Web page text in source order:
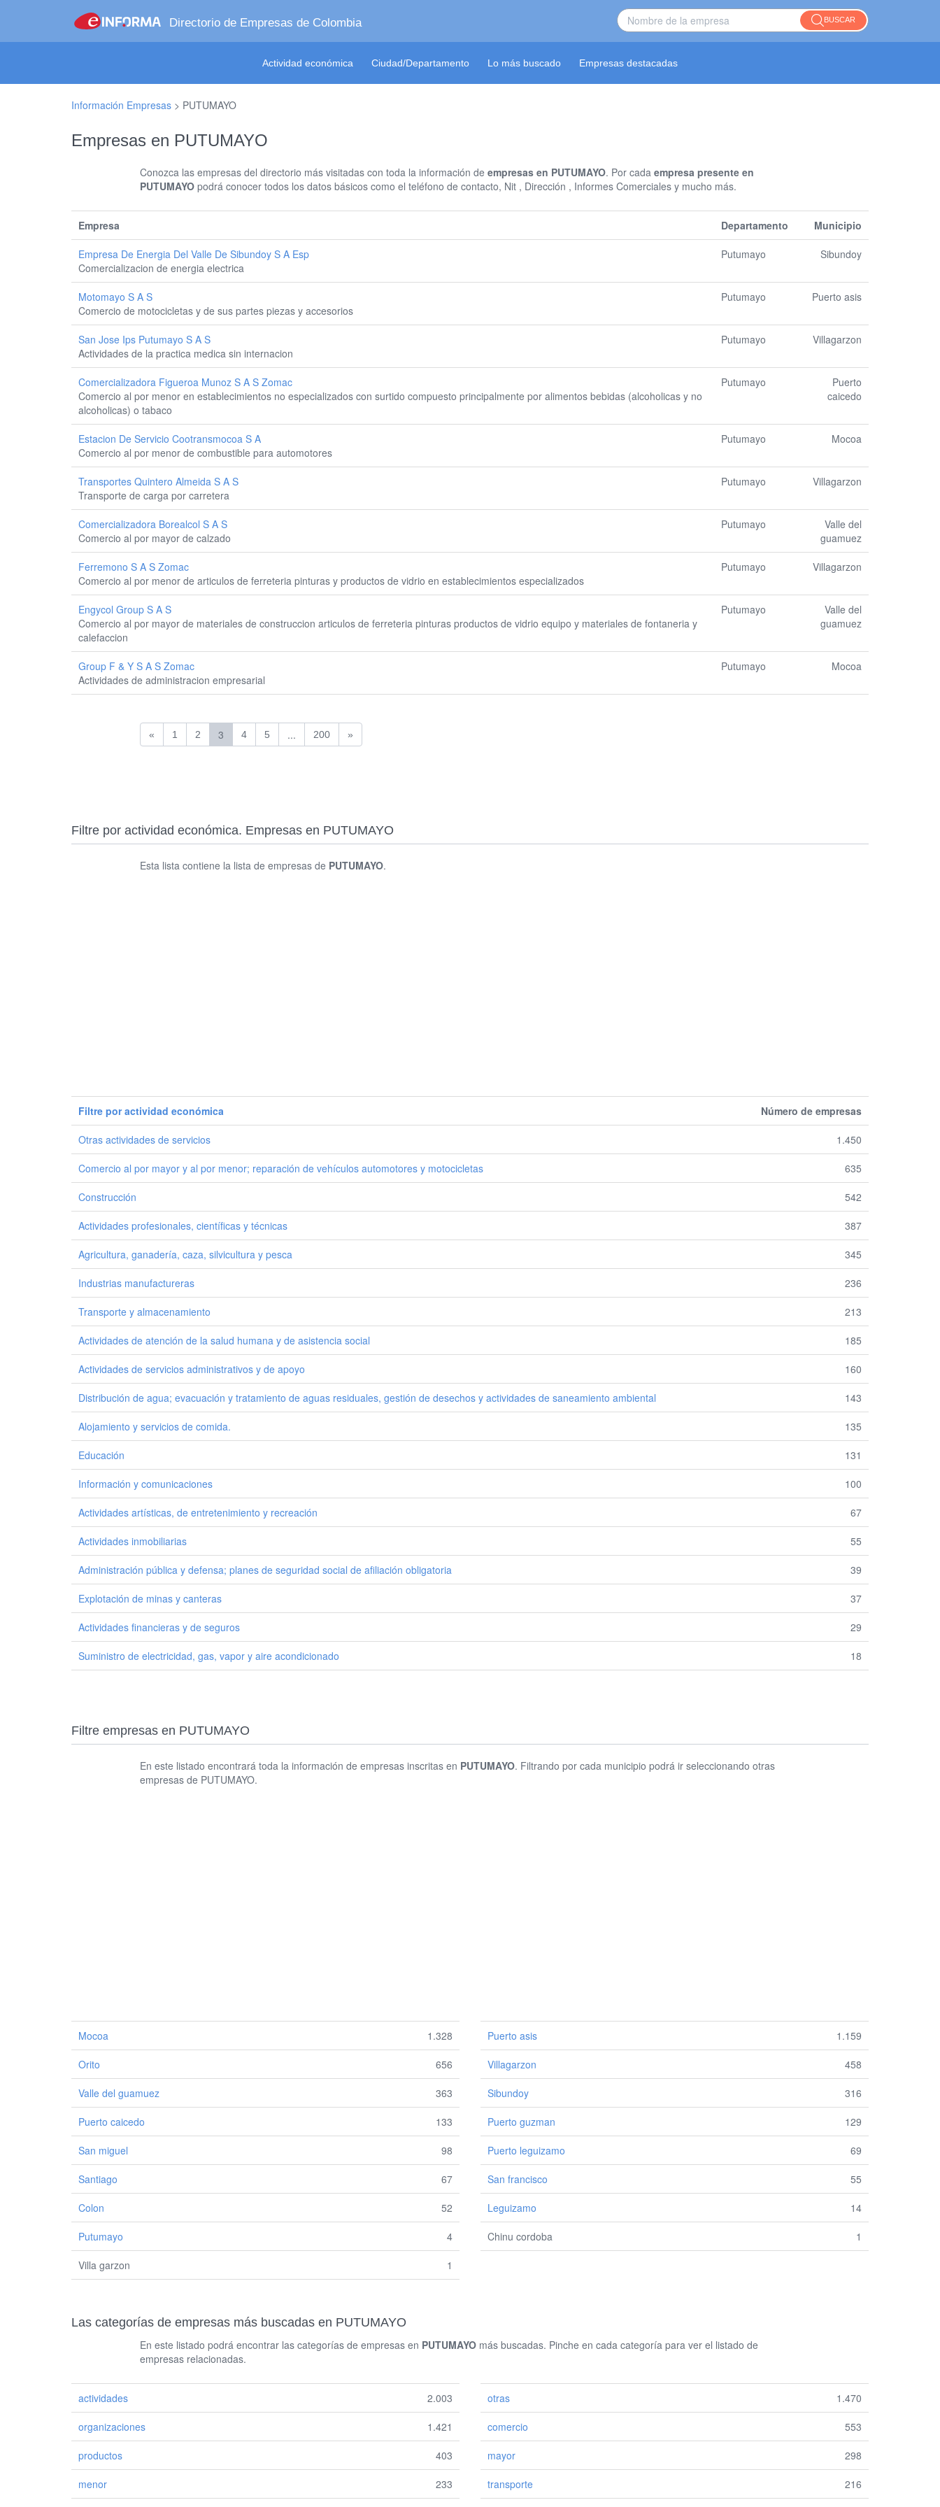
Directorio de Empresas de Colombia BUSCAR
Actividad económica Ciudad/Departamento Lo más buscado Empresas destacadas
Información Empresas > PUTUMAYO
Empresas en PUTUMAYO
Conozca las empresas del directorio más visitadas con toda la información de empresas en PUTUMAYO. Por cada empresa presente en
PUTUMAYOpodrá conocer todos los datos básicos como el teléfono de contacto, Nit , Dirección , Informes Comerciales y mucho más.
Empresa Departamento Municipio
Empresa De Energia Del Valle De Sibundoy S A Esp
Comercializacion de energia electrica
Putumayo Sibundoy
Motomayo S A S
Comercio de motocicletas y de sus partes piezas y accesorios
Putumayo Puerto asis
San Jose Ips Putumayo S A S
Actividades de la practica medica sin internacion
Putumayo Villagarzon
Comercializadora Figueroa Munoz S A S Zomac
Comercio al por menor en establecimientos no especializados con surtido compuesto principalmente por alimentos bebidas (alcoholicas y no
alcoholicas) o tabaco
Putumayo
Puerto
caicedo
Estacion De Servicio Cootransmocoa S A
Comercio al por menor de combustible para automotores
Putumayo Mocoa
Transportes Quintero Almeida S A S
Transporte de carga por carretera
Putumayo Villagarzon
Comercializadora Borealcol S A S
Comercio al por mayor de calzado
Putumayo
Valle del
guamuez
Ferremono S A S Zomac
Comercio al por menor de articulos de ferreteria pinturas y productos de vidrio en establecimientos especializados
Putumayo Villagarzon
Engycol Group S A S
Comercio al por mayor de materiales de construccion articulos de ferreteria pinturas productos de vidrio equipo y materiales de fontaneria y
calefaccion
Putumayo
Valle del
guamuez
Group F & Y S A S Zomac
Actividades de administracion empresarial
Putumayo Mocoa
« 1 2 3 4 5 ... 200 »
Filtre por actividad económica. Empresas en PUTUMAYO
Esta lista contiene la lista de empresas de PUTUMAYO.
Filtre por actividad económica Número de empresas
Otras actividades de servicios 1.450
Comercio al por mayor y al por menor; reparación de vehículos automotores y motocicletas 635
Construcción 542
Actividades profesionales, científicas y técnicas 387
Agricultura, ganadería, caza, silvicultura y pesca 345
Industrias manufactureras 236
Transporte y almacenamiento 213
Actividades de atención de la salud humana y de asistencia social 185
Actividades de servicios administrativos y de apoyo 160
Distribución de agua; evacuación y tratamiento de aguas residuales, gestión de desechos y actividades de saneamiento ambiental 143
Alojamiento y servicios de comida. 135
Educación 131
Información y comunicaciones 100
Actividades artísticas, de entretenimiento y recreación 67
Actividades inmobiliarias 55
Administración pública y defensa; planes de seguridad social de afiliación obligatoria 39
Explotación de minas y canteras 37
Actividades financieras y de seguros 29
Suministro de electricidad, gas, vapor y aire acondicionado 18
Filtre empresas en PUTUMAYO
En este listado encontrará toda la información de empresas inscritas en PUTUMAYO. Filtrando por cada municipio podrá ir seleccionando otras
empresas de PUTUMAYO.
Mocoa 1.328
Orito 656
Valle del guamuez 363
Puerto caicedo 133
San miguel 98
Santiago 67
Colon 52
Putumayo 4
Villa garzon 1
Puerto asis 1.159
Villagarzon 458
Sibundoy 316
Puerto guzman 129
Puerto leguizamo 69
San francisco 55
Leguizamo 14
Chinu cordoba 1
Las categorías de empresas más buscadas en PUTUMAYO
En este listado podrá encontrar las categorías de empresas en PUTUMAYOmás buscadas. Pinche en cada categoría para ver el listado de
empresas relacionadas.
actividades 2.003
organizaciones 1.421
productos 403
menor 233
otras 1.470
comercio 553
mayor 298
transporte 216